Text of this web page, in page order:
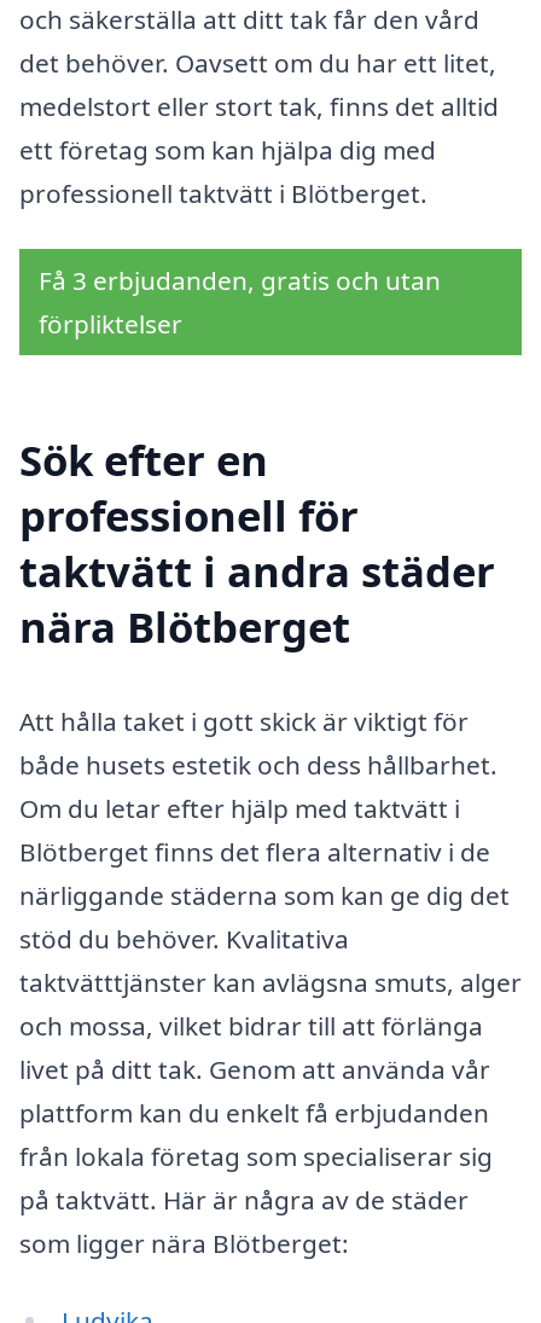
och säkerställa att ditt tak får den vård
det behöver. Oavsett om du har ett litet,
medelstort eller stort tak, finns det alltid
ett företag som kan hjälpa dig med
professionell taktvätt i Blötberget.
Få 3 erbjudanden, gratis och utan
förpliktelser
Sök efter en
professionell för
taktvätt i andra städer
nära Blötberget
Att hålla taket i gott skick är viktigt för
både husets estetik och dess hållbarhet.
Om du letar efter hjälp med taktvätt i
Blötberget finns det flera alternativ i de
närliggande städerna som kan ge dig det
stöd du behöver. Kvalitativa
taktvätttjänster kan avlägsna smuts, alger
och mossa, vilket bidrar till att förlänga
livet på ditt tak. Genom att använda vår
plattform kan du enkelt få erbjudanden
från lokala företag som specialiserar sig
på taktvätt. Här är några av de städer
som ligger nära Blötberget: